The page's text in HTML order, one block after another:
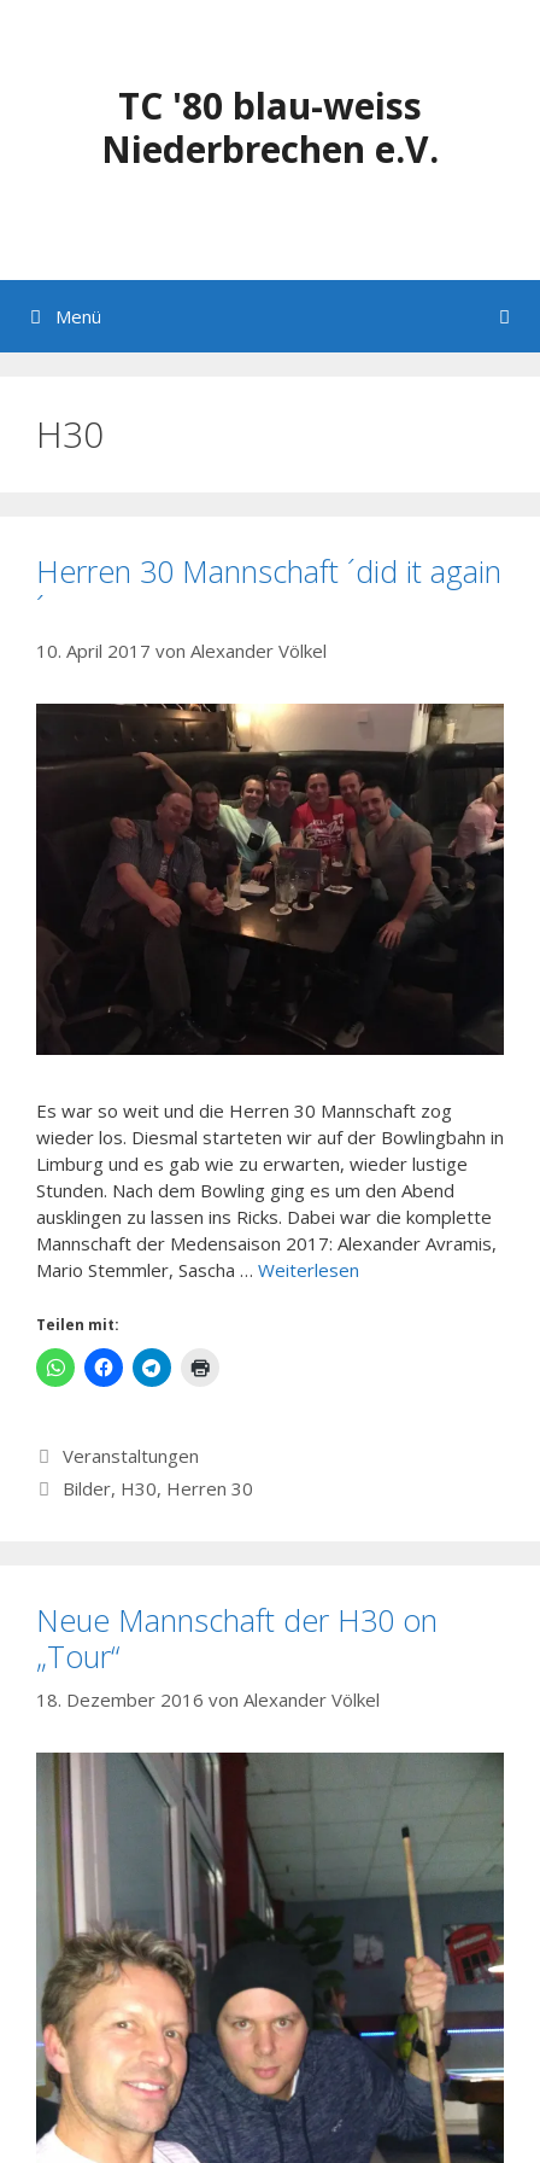
TC '80 blau-weiss
Niederbrechen e.V.
Menü
H30
Herren 30 Mannschaft ´did it again
´
10. April 2017 von Alexander Völkel
Es war so weit und die Herren 30 Mannschaft zog
wieder los. Diesmal starteten wir auf der Bowlingbahn in
Limburg und es gab wie zu erwarten, wieder lustige
Stunden. Nach dem Bowling ging es um den Abend
ausklingen zu lassen ins Ricks. Dabei war die komplette
Mannschaft der Medensaison 2017: Alexander Avramis,
Mario Stemmler, Sascha … Weiterlesen
Teilen mit:
Kategorien
Veranstaltungen
Schlagwörter
Bilder, H30, Herren 30
Neue Mannschaft der H30 on
„Tour“
18. Dezember 2016 von Alexander Völkel